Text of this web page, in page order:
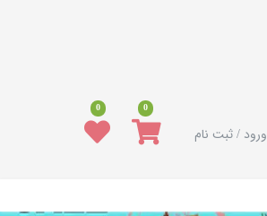
ورود / ثبت نام
0
0